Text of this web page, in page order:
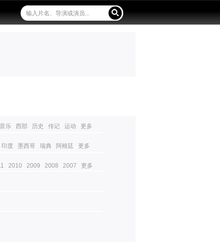
音乐 西部 历史 传记 运动 更多
印度 墨西哥 瑞典 阿根廷 更多
2010 2009 2008 2007 更多